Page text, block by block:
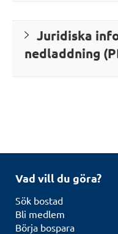
Juridiska
nedladdning
Vad vill du göra?
Sök bostad
Bli medlem
Börja bospara